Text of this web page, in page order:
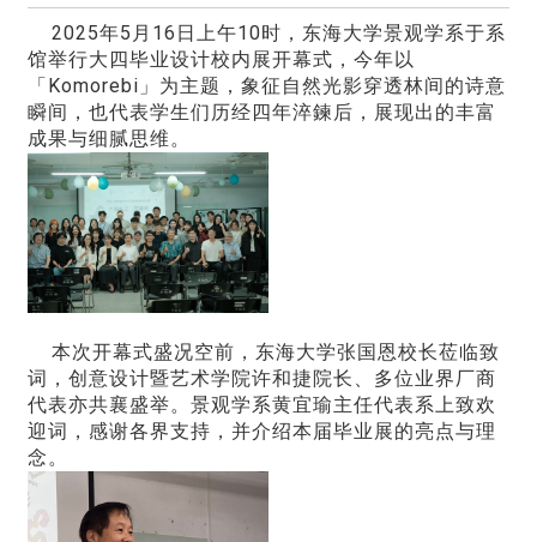
2025年5月16日上午10时，东海大学景观学系于系
馆举行大四毕业设计校内展开幕式，今年以
「Komorebi」为主题，象征自然光影穿透林间的诗意
瞬间，也代表学生们历经四年淬鍊后，展现出的丰富
成果与细腻思维。
本次开幕式盛况空前，东海大学张国恩校长莅临致
词，创意设计暨艺术学院许和捷院长、多位业界厂商
代表亦共襄盛举。景观学系黄宜瑜主任代表系上致欢
迎词，感谢各界支持，并介绍本届毕业展的亮点与理
念。